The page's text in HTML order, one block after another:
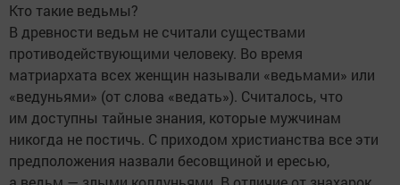
Кто такие ведьмы?
В древности ведьм не считали существами
противодействующими человеку. Во время
матриархата всех женщин называли «ведьмами» или
«ведуньями» (от слова «ведать»). Считалось, что
им доступны тайные знания, которые мужчинам
никогда не постичь. С приходом христианства все эти
предположения назвали бесовщиной и ересью,